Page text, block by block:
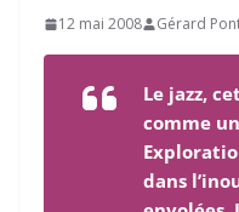
12 mai 2008 Gérard
Le jazz,
comme
dans